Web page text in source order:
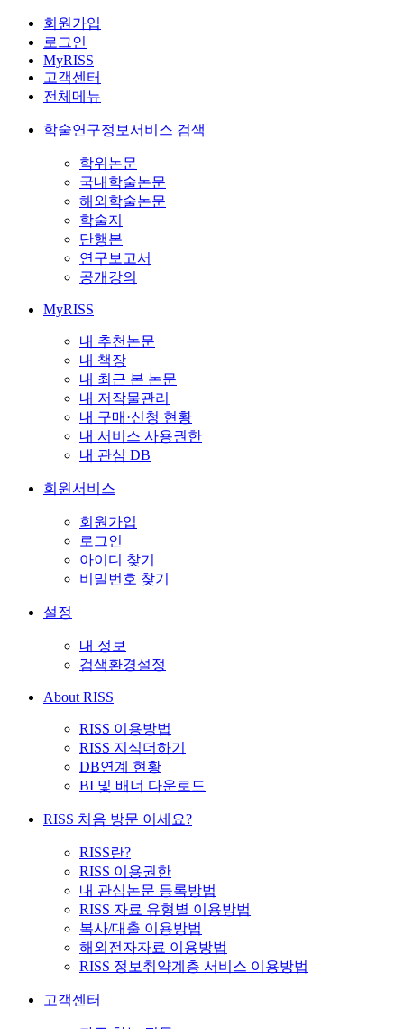
회원가입
로그인
MyRISS
고객센터
전체메뉴
학술연구정보서비스 검색
학위논문
국내학술논문
해외학술논문
학술지
단행본
연구보고서
공개강의
MyRISS
내 추천논문
내 책장
내 최근 본 논문
내 저작물관리
내 구매·신청 현황
내 서비스 사용권한
내 관심 DB
회원서비스
회원가입
로그인
아이디 찾기
비밀번호 찾기
설정
내 정보
검색환경설정
About RISS
RISS 이용방법
RISS 지식더하기
DB연계 현황
BI 및 배너 다운로드
RISS 처음 방문 이세요?
RISS란?
RISS 이용권한
내 관심논문 등록방법
RISS 자료 유형별 이용방법
복사/대출 이용방법
해외전자자료 이용방법
RISS 정보취약계층 서비스 이용방법
고객센터